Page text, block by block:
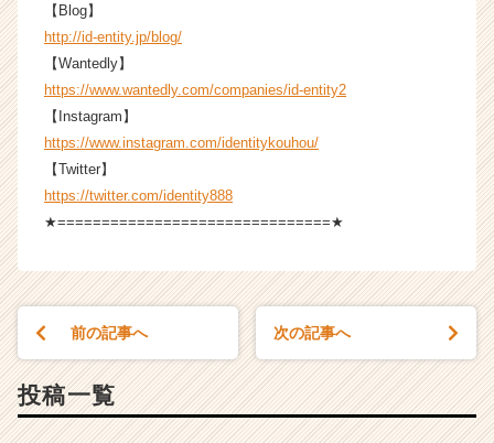
【Blog】
http://id-entity.jp/blog/
【Wantedly】
https://www.wantedly.com/companies/id-entity2
【Instagram】
https://www.instagram.com/identitykouhou/
【Twitter】
https://twitter.com/identity888
★===============================★
前の記事へ 次の記事へ
投稿一覧